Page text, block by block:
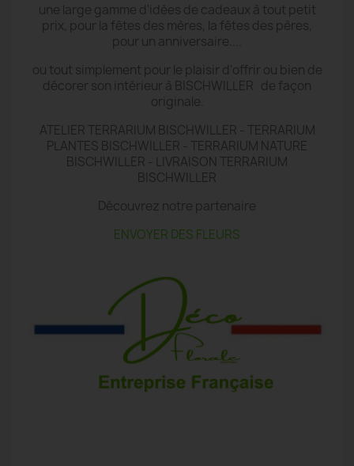
une large gamme d'idées de cadeaux à tout petit
prix, pour la fêtes des mères, la fêtes des pères,
pour un anniversaire....
ou tout simplement pour le plaisir d'offrir ou bien de
décorer son intérieur à BISCHWILLER de façon
originale.
ATELIER TERRARIUM BISCHWILLER - TERRARIUM
PLANTES BISCHWILLER - TERRARIUM NATURE
BISCHWILLER - LIVRAISON TERRARIUM
BISCHWILLER
Découvrez notre partenaire
ENVOYER DES FLEURS